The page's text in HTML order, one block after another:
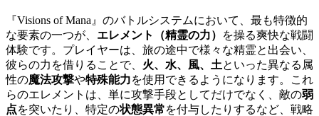
『Visions of Mana』のバトルシステムにおいて、最も特徴的
な要素の一つが、 エレメント（精霊の力）
を操る爽快な戦闘
体験です。プレイヤーは、旅の途中で様々な精霊と出会い、
彼らの力を借りることで、 火、水、風、土といった異なる属
性の魔法攻撃や特殊能力を使用できるようになります。これ
らのエレメントは、単に攻撃手段としてだけでなく、敵の弱
点を突いたり、特定の状態異常を付与したりするなど、戦略